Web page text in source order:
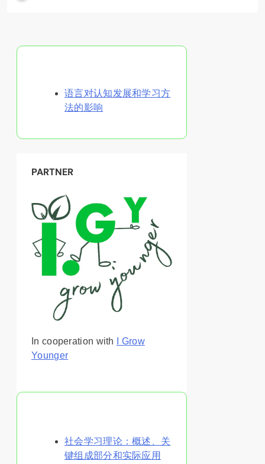
语言对认知发展和学习方
法的影响
PARTNER
In cooperation with
I Grow
Younger
社会学习理论：概述、关
键组成部分和实际应用